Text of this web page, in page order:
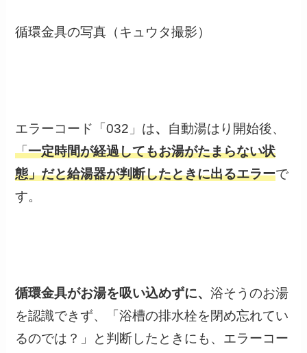
循環金具の写真（キュウタ撮影）
エラーコード「032」は、 自動湯はり開始後、
「一定時間が経過してもお湯がたまらない状
態」だと給湯器が判断したときに出るエラーで
す。
循環金具がお湯を吸い込めずに、浴そうのお湯
を認識できず、「浴槽の排水栓を閉め忘れてい
るのでは？」と判断したときにも、エラーコー